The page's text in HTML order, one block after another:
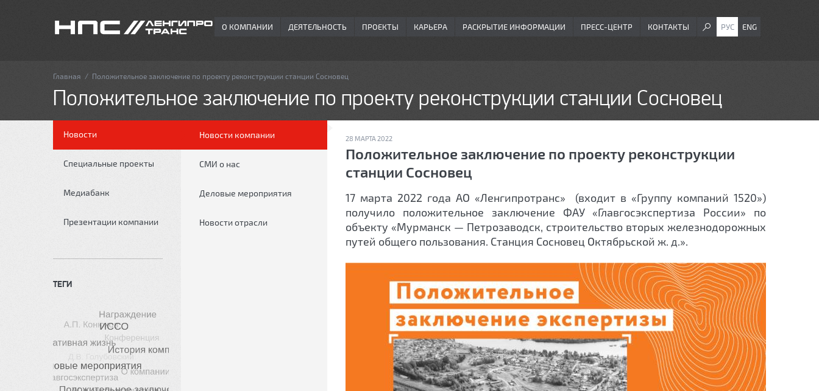
О КОМПАНИИ ДЕЯТЕЛЬНОСТЬ ПРОЕКТЫ КАРЬЕРА РАСКРЫТИЕ ИНФОРМАЦИИ ПРЕСС-ЦЕНТР КОНТАКТЫ РУС ENG
Главная / Положительное заключение по проекту реконструкции станции Сосновец
Положительное заключение по проекту реконструкции станции Сосновец
Новости
Специальные проекты
Медиабанк
Презентации компании
ТЕГИ
Новости компании
СМИ о нас
Деловые мероприятия
Новости отрасли
28 МАРТА 2022
Положительное заключение по проекту реконструкции
станции Сосновец
17 марта 2022 года АО «Ленгипротранс» (входит в «Группу компаний 1520»)
получило положительное заключение ФАУ «Главгосэкспертиза России» по
объекту «Мурманск — Петрозаводск, строительство вторых железнодорожных
путей общего пользования. Станция Сосновец Октябрьской ж. д.».